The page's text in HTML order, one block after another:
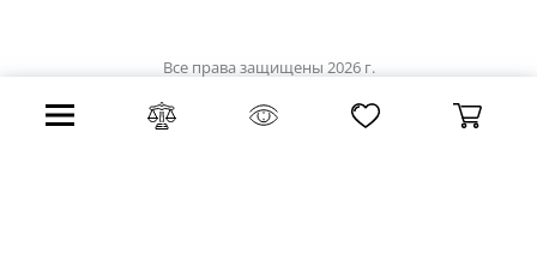
Все права защищены 2026 г.